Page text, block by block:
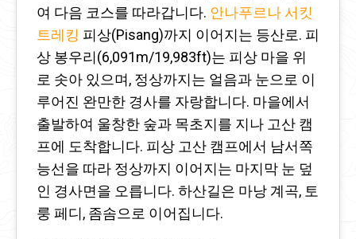
여 다음 코스를 따라갑니다. 안나푸르나 서킷
트레킹 피상(Pisang)까지 이어지는 등산로. 피
상 봉우리(6,091m/19,983ft)는 피상 마을 위
로 솟아 있으며, 정상까지는 얼음과 눈으로 이
루어진 완만한 경사를 자랑합니다. 마을에서
출발하여 울창한 숲과 목초지를 지나 고산 캠
프에 도착합니다. 피상 고산 캠프에서 남서쪽
능선을 따라 정상까지 이어지는 마지막 눈 덮
인 경사면을 오릅니다. 하산길은 마낭 계곡, 토
룽 페디, 좀솜으로 이어집니다.